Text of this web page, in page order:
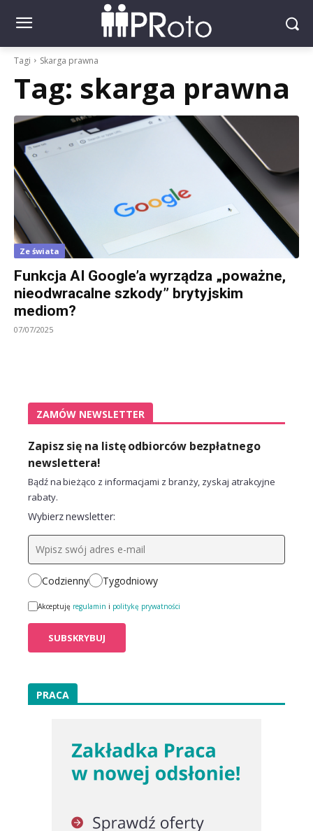
Tagi Skarga prawna
Tag: skarga prawna
Ze świata
Funkcja AI Google’a wyrządza „poważne,
nieodwracalne szkody” brytyjskim
mediom?
07/07/2025
ZAMÓW NEWSLETTER
Zapisz się na listę odbiorców bezpłatnego
newslettera!
Bądź na bieżąco z informacjami z branży, zyskaj atrakcyjne
rabaty.
Wybierz newsletter:
Codzienny Tygodniowy
Akceptuję regulamin i politykę prywatności
PRACA